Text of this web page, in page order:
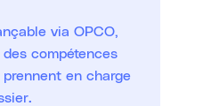
via OPCO,
compétences
en charge